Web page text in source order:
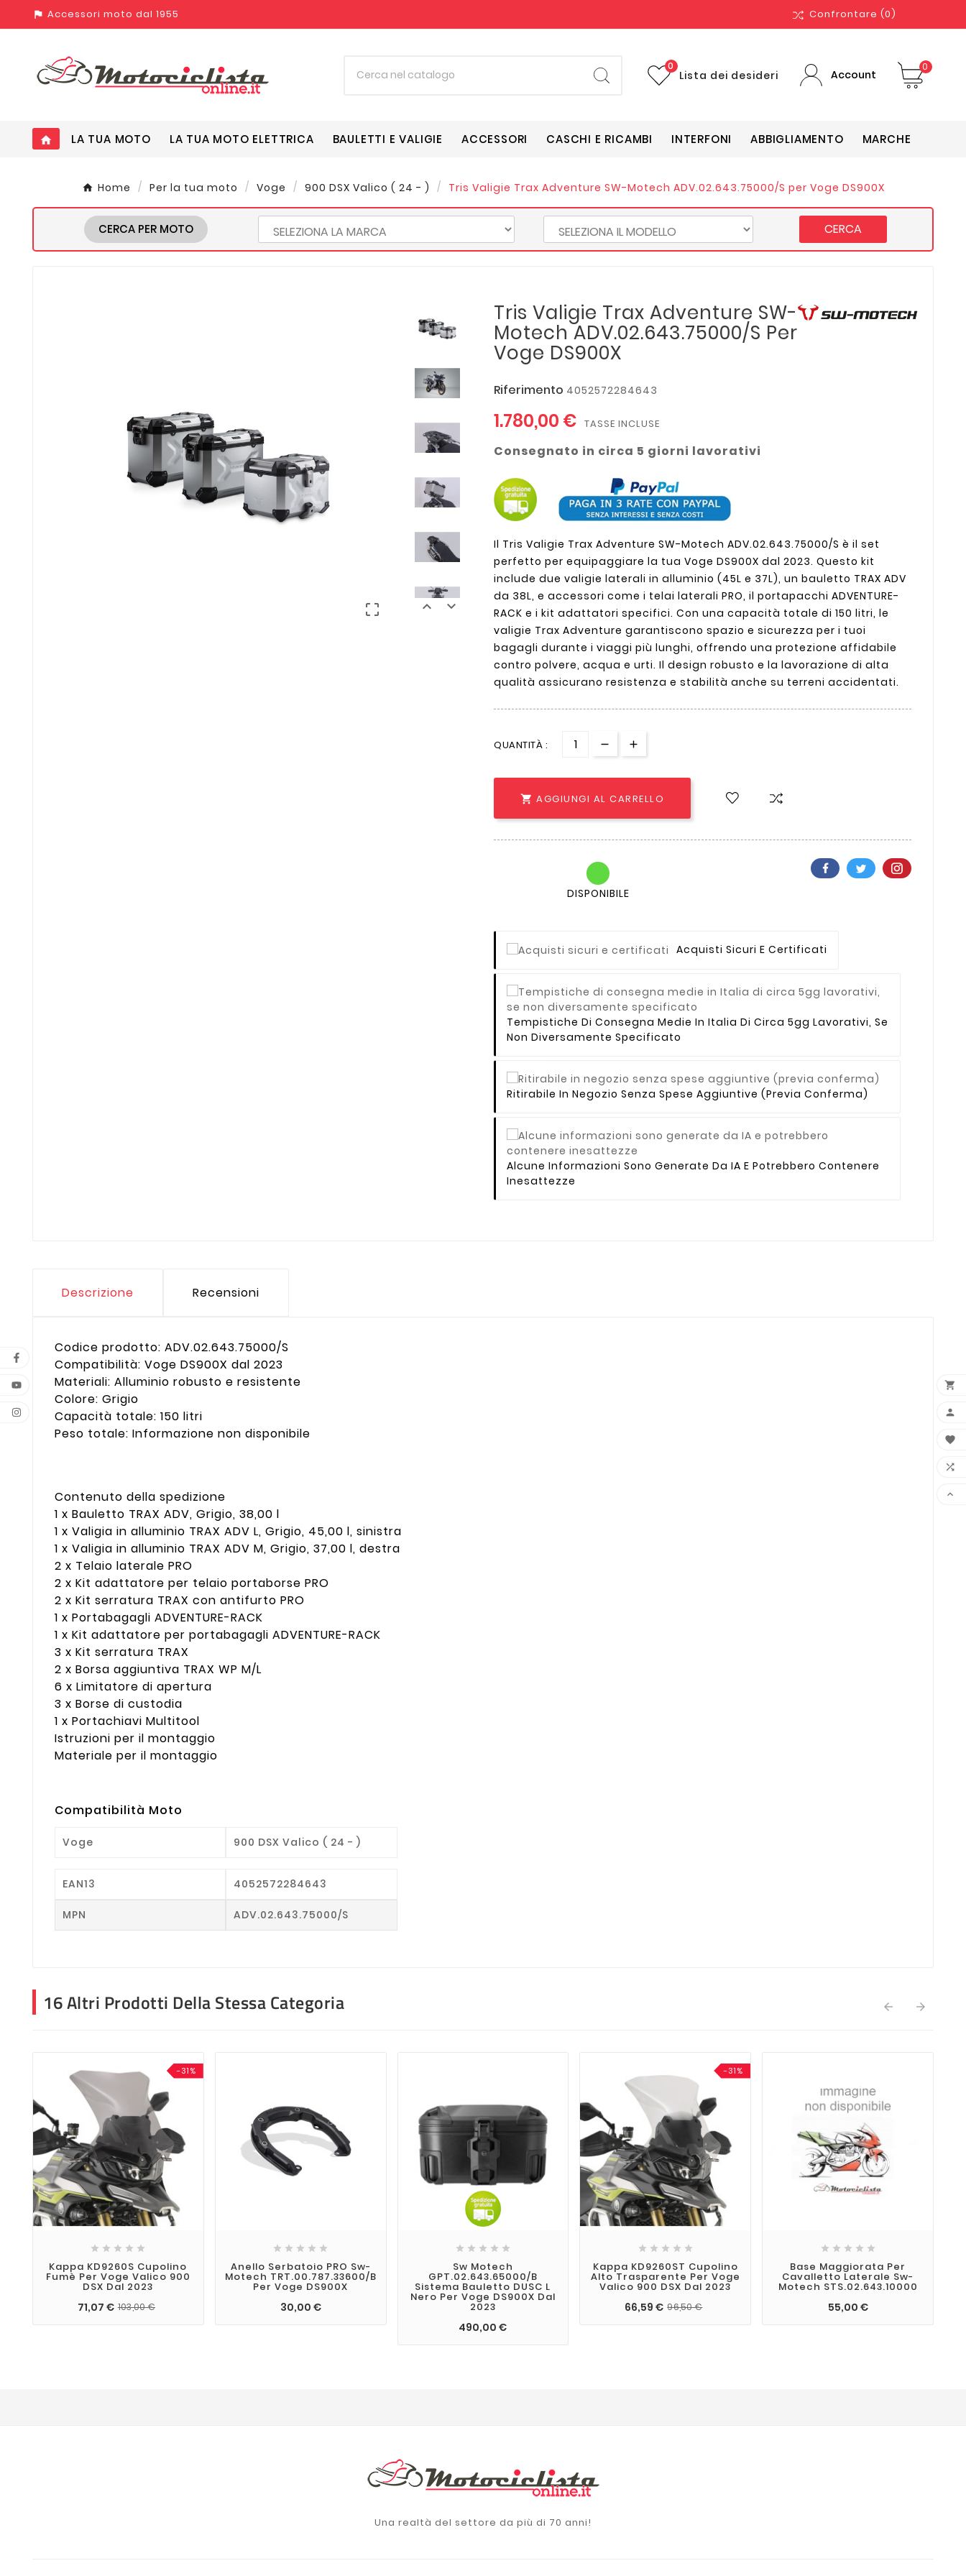
assistant_photo Accessori moto dal 1955 Confrontare (0)
Lista dei desideri
0
Account
0
home LA TUA MOTO LA TUA MOTO ELETTRICA BAULETTI E VALIGIE ACCESSORI CASCHI E RICAMBI INTERFONI ABBIGLIAMENTO MARCHE
Home Per la tua moto Voge 900 DSX Valico ( 24 - ) Tris Valigie Trax Adventure SW-Motech ADV.02.643.75000/S per Voge DS900X
CERCA PER MOTO CERCA
  
Tris Valigie Trax Adventure SW-
Motech ADV.02.643.75000/S Per
Voge DS900X
Riferimento 4052572284643
1.780,00 € TASSE INCLUSE
Consegnato in circa 5 giorni lavorativi
Il Tris Valigie Trax Adventure SW-Motech ADV.02.643.75000/S è il set
perfetto per equipaggiare la tua Voge DS900X dal 2023. Questo kit
include due valigie laterali in alluminio (45L e 37L), un bauletto TRAX ADV
da 38L, e accessori come i telai laterali PRO, il portapacchi ADVENTURE-
RACK e i kit adattatori specifici. Con una capacità totale di 150 litri, le
valigie Trax Adventure garantiscono spazio e sicurezza per i tuoi
bagagli durante i viaggi più lunghi, offrendo una protezione affidabile
contro polvere, acqua e urti. Il design robusto e la lavorazione di alta
qualità assicurano resistenza e stabilità anche su terreni accidentati.
QUANTITÀ :
 AGGIUNGI AL CARRELLO
DISPONIBILE
Acquisti Sicuri E Certificati
Tempistiche Di Consegna Medie In Italia Di Circa 5gg Lavorativi, Se
Non Diversamente Specificato
Ritirabile In Negozio Senza Spese Aggiuntive (previa Conferma)
Alcune Informazioni Sono Generate Da IA E Potrebbero Contenere
Inesattezze
Descrizione Recensioni
Codice prodotto: ADV.02.643.75000/S
Compatibilità: Voge DS900X dal 2023
Materiali: Alluminio robusto e resistente
Colore: Grigio
Capacità totale: 150 litri
Peso totale: Informazione non disponibile
Contenuto della spedizione
1 x Bauletto TRAX ADV, Grigio, 38,00 l
1 x Valigia in alluminio TRAX ADV L, Grigio, 45,00 l, sinistra
1 x Valigia in alluminio TRAX ADV M, Grigio, 37,00 l, destra
2 x Telaio laterale PRO
2 x Kit adattatore per telaio portaborse PRO
2 x Kit serratura TRAX con antifurto PRO
1 x Portabagagli ADVENTURE-RACK
1 x Kit adattatore per portabagagli ADVENTURE-RACK
3 x Kit serratura TRAX
2 x Borsa aggiuntiva TRAX WP M/L
6 x Limitatore di apertura
3 x Borse di custodia
1 x Portachiavi Multitool
Istruzioni per il montaggio
Materiale per il montaggio
Compatibilità Moto
Voge 900 DSX Valico ( 24 - )
EAN13 4052572284643
MPN ADV.02.643.75000/S
16 Altri Prodotti Della Stessa Categoria  
-31%
    
Kappa KD9260S Cupolino
Fumè Per Voge Valico 900
DSX Dal 2023
71,07 € 103,00 €
    
Anello Serbatoio PRO Sw-
Motech TRT.00.787.33600/B
Per Voge DS900X
30,00 €
    
Sw Motech
GPT.02.643.65000/B
Sistema Bauletto DUSC L
Nero Per Voge DS900X Dal
2023
490,00 €
-31%
    
Kappa KD9260ST Cupolino
Alto Trasparente Per Voge
Valico 900 DSX Dal 2023
66,59 € 96,50 €
    
Base Maggiorata Per
Cavalletto Laterale Sw-
Motech STS.02.643.10000
55,00 €
Una realtà del settore da più di 70 anni!




